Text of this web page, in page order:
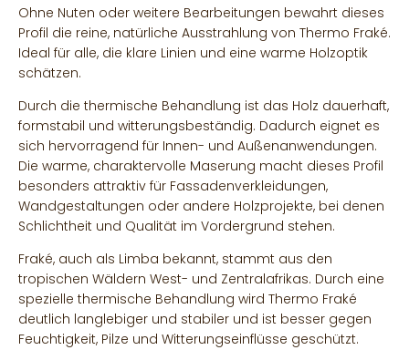
Ohne Nuten oder weitere Bearbeitungen bewahrt dieses
Profil die reine, natürliche Ausstrahlung von Thermo Fraké.
Ideal für alle, die klare Linien und eine warme Holzoptik
schätzen.
Durch die thermische Behandlung ist das Holz dauerhaft,
formstabil und witterungsbeständig. Dadurch eignet es
sich hervorragend für Innen- und Außenanwendungen.
Die warme, charaktervolle Maserung macht dieses Profil
besonders attraktiv für Fassadenverkleidungen,
Wandgestaltungen oder andere Holzprojekte, bei denen
Schlichtheit und Qualität im Vordergrund stehen.
Fraké, auch als Limba bekannt, stammt aus den
tropischen Wäldern West- und Zentralafrikas. Durch eine
spezielle thermische Behandlung wird Thermo Fraké
deutlich langlebiger und stabiler und ist besser gegen
Feuchtigkeit, Pilze und Witterungseinflüsse geschützt.